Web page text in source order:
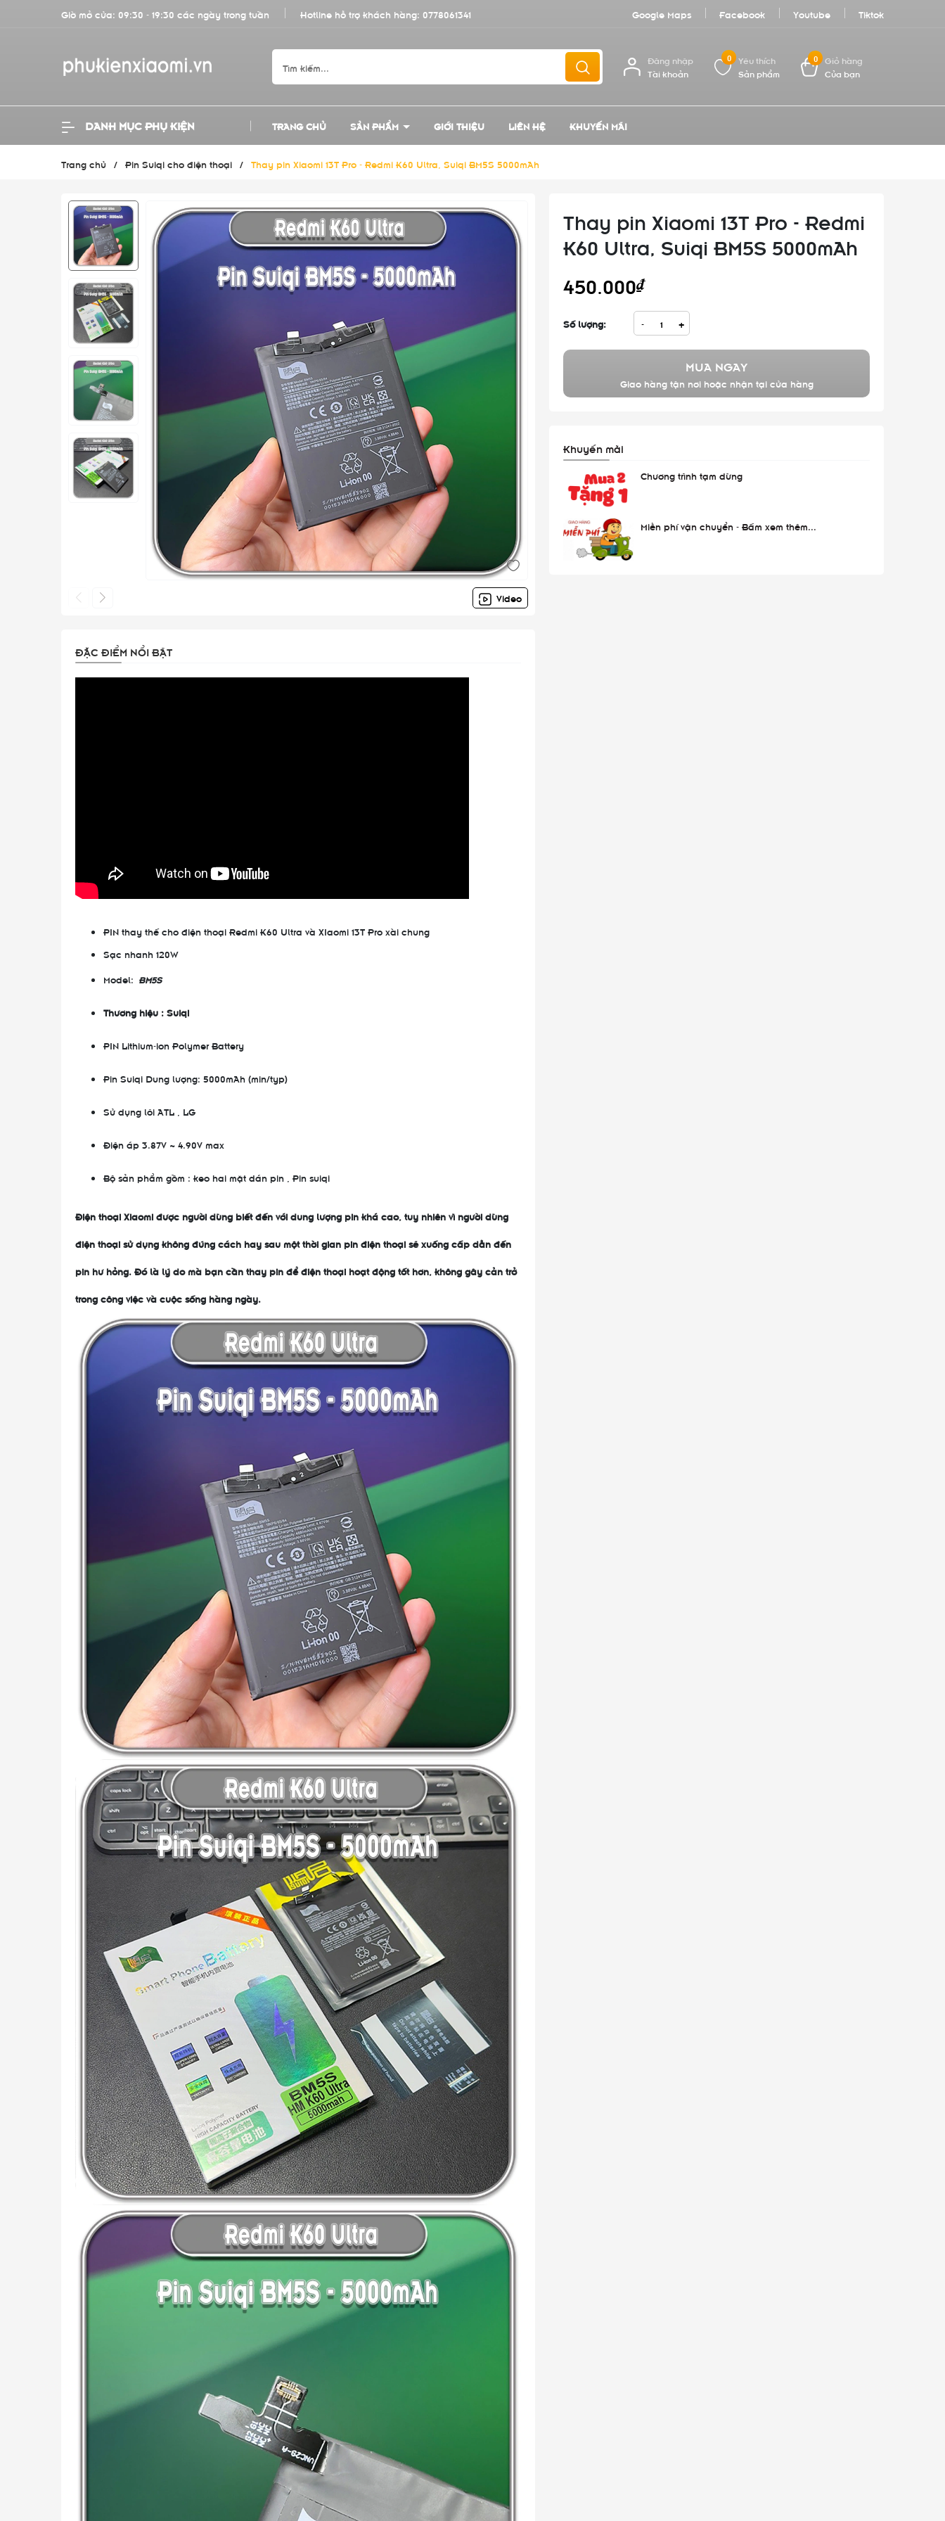
Giờ mở cửa: 09:30 - 19:30 các ngày trong tuần Hotline hỗ trợ khách hàng: 0778061341 Google Maps Facebook Youtube Tiktok
Đăng nhập
Tài khoản
0
Yêu thích
Sản phẩm
0
Giỏ hàng
Của bạn
DANH MỤC PHỤ KIỆN TRANG CHỦ SẢN PHẨM GIỚI THIỆU LIÊN HỆ KHUYẾN MÃI
Trang chủ / Pin Suiqi cho điện thoại / Thay pin Xiaomi 13T Pro - Redmi K60 Ultra, Suiqi BM5S 5000mAh
Video
ĐẶC ĐIỂM NỔI BẬT
PIN thay thế cho điện thoại Redmi K60 Ultra và XIaomi 13T Pro xài chung
Sạc nhanh 120W
Model: BM5S
Thương hiệu : Suiqi
PIN Lithium-ion Polymer Battery
Pin Suiqi Dung lượng: 5000mAh (min/typ)
Sử dụng lõi ATL , LG
Điện áp 3.87V ~ 4.90V max
Bộ sản phẩm gồm : keo hai mặt dán pin , Pin suiqi
Điện thoại Xiaomi được người dùng biết đến với dung lượng pin khá cao, tuy nhiên vì người dùng
điện thoại sử dụng không đúng cách hay sau một thời gian pin điện thoại sẽ xuống cấp dẫn đến
pin hư hỏng. Đó là lý do mà bạn cần thay pin để điện thoại hoạt động tốt hơn, không gây cản trở
trong công việc và cuộc sống hàng ngày.
Thay pin Xiaomi 13T Pro - Redmi
K60 Ultra, Suiqi BM5S 5000mAh
450.000₫
Số lượng: - +
MUA NGAY
Giao hàng tận nơi hoặc nhận tại cửa hàng
Khuyến mãi
Chương trình tạm dừng
Miễn phí vận chuyển - Bấm xem thêm...